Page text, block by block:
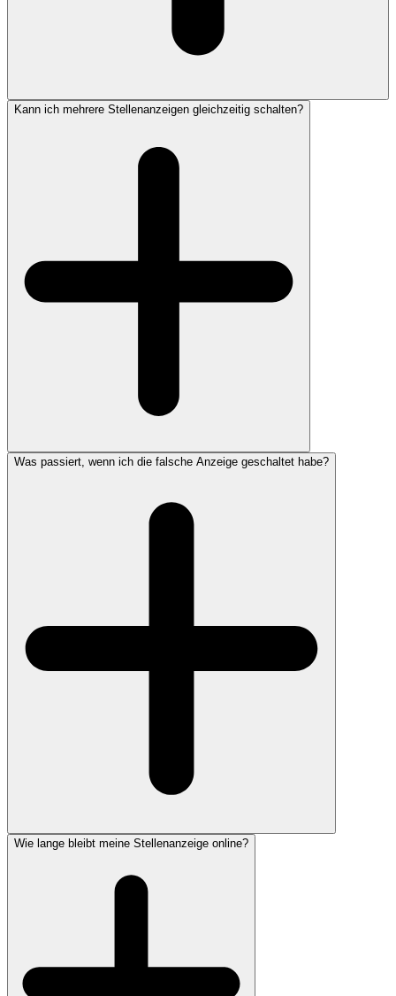
Kann ich mehrere Stellenanzeigen gleichzeitig schalten?
Was passiert, wenn ich die falsche Anzeige geschaltet habe?
Wie lange bleibt meine Stellenanzeige online?